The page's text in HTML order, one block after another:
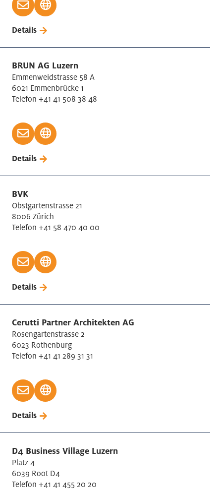
Details
BRUN AG Luzern
Emmenweidstrasse 58 A
6021 Emmenbrücke 1
Telefon +41 41 508 38 48
Details
BVK
Obstgartenstrasse 21
8006 Zürich
Telefon +41 58 470 40 00
Details
Cerutti Partner Architekten AG
Rosengartenstrasse 2
6023 Rothenburg
Telefon +41 41 289 31 31
Details
D4 Business Village Luzern
Platz 4
6039 Root D4
Telefon +41 41 455 20 20